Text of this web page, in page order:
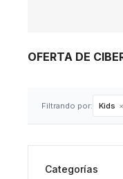
OFERTA DE
Filtrando por: Kids
Categorías